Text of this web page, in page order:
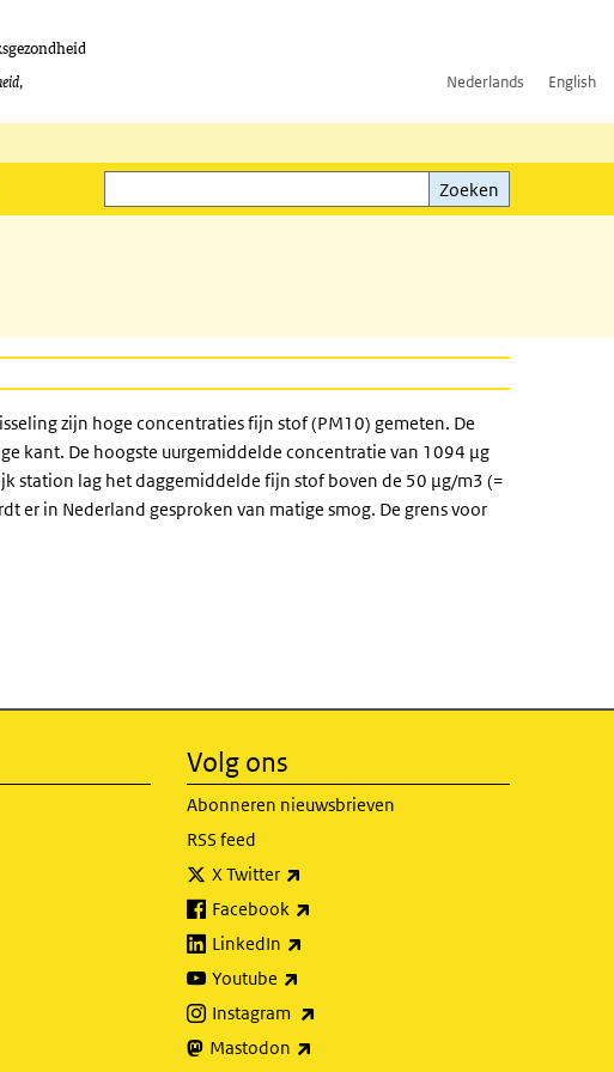
Nederlands English
Zoeken
Zoeken
zijn hoge concentraties fijn stof (PM10) gemeten. De
kant. De hoogste uurgemiddelde concentratie van 1094 µg
station lag het daggemiddelde fijn stof boven de 50 µg/m3 (=
er in Nederland gesproken van matige smog. De grens voor
Volg ons
Abonneren nieuwsbrieven
RSS feed
X Twitter
Facebook
LinkedIn
Youtube
Instagram
Mastodon